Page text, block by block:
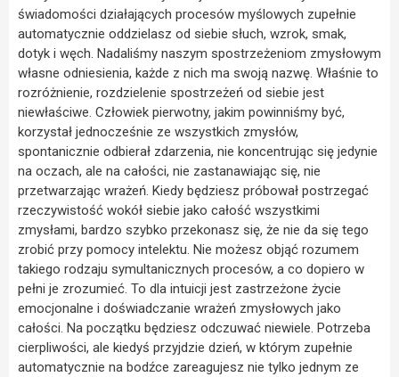
świadomości działających procesów myślowych zupełnie
automatycznie oddzielasz od siebie słuch, wzrok, smak,
dotyk i węch. Nadaliśmy naszym spostrzeżeniom zmysłowym
własne odniesienia, każde z nich ma swoją nazwę. Właśnie to
rozróżnienie, rozdzielenie spostrzeżeń od siebie jest
niewłaściwe. Człowiek pierwotny, jakim powinniśmy być,
korzystał jednocześnie ze wszystkich zmysłów,
spontanicznie odbierał zdarzenia, nie koncentrując się jedynie
na oczach, ale na całości, nie zastanawiając się, nie
przetwarzając wrażeń. Kiedy będziesz próbował postrzegać
rzeczywistość wokół siebie jako całość wszystkimi
zmysłami, bardzo szybko przekonasz się, że nie da się tego
zrobić przy pomocy intelektu. Nie możesz objąć rozumem
takiego rodzaju symultanicznych procesów, a co dopiero w
pełni je zrozumieć. To dla intuicji jest zastrzeżone życie
emocjonalne i doświadczanie wrażeń zmysłowych jako
całości. Na początku będziesz odczuwać niewiele. Potrzeba
cierpliwości, ale kiedyś przyjdzie dzień, w którym zupełnie
automatycznie na bodźce zareagujesz nie tylko jednym ze